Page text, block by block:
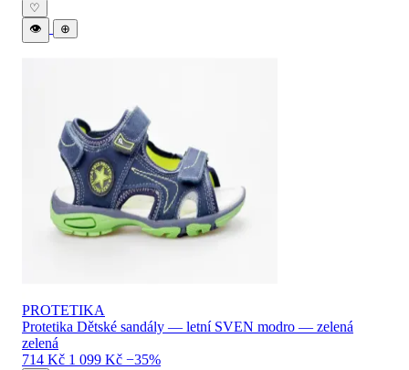
♡
👁
⊕
PROTETIKA
Protetika Dětské sandály — letní SVEN modro — zelená
zelená
714 Kč 1 099 Kč −35%